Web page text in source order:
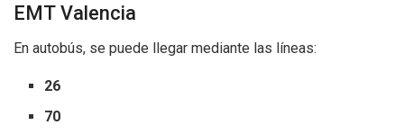
EMT Valencia
En autobús, se puede llegar mediante las líneas:
26
70